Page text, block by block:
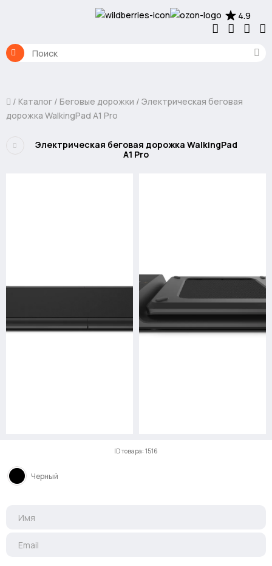
4.9
Каталог Беговые дорожки
Электрическая беговая
дорожка WalkingPad A1 Pro
Электрическая беговая дорожка WalkingPad
A1 Pro
ID товара: 1516
Черный